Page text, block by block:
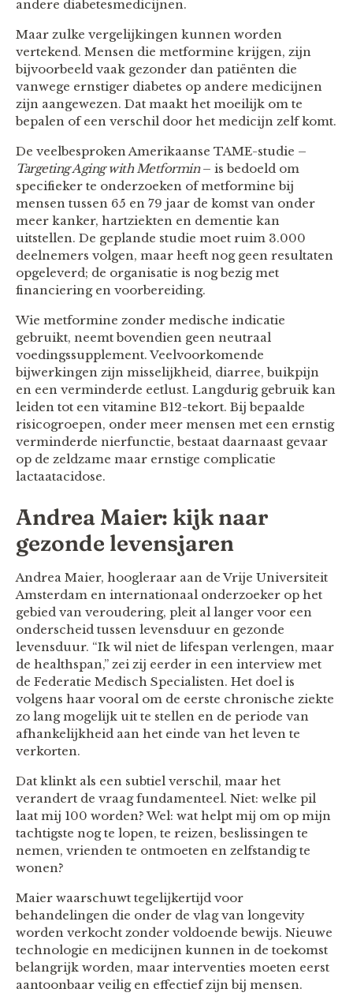
andere diabetesmedicijnen.
Maar zulke vergelijkingen kunnen worden
vertekend. Mensen die metformine krijgen, zijn
bijvoorbeeld vaak gezonder dan patiënten die
vanwege ernstiger diabetes op andere medicijnen
zijn aangewezen. Dat maakt het moeilijk om te
bepalen of een verschil door het medicijn zelf komt.
De veelbesproken Amerikaanse TAME-studie –
Targeting Aging with Metformin– is bedoeld om
specifieker te onderzoeken of metformine bij
mensen tussen 65 en 79 jaar de komst van onder
meer kanker, hartziekten en dementie kan
uitstellen. De geplande studie moet ruim 3.000
deelnemers volgen, maar heeft nog geen resultaten
opgeleverd; de organisatie is nog bezig met
financiering en voorbereiding.
Wie metformine zonder medische indicatie
gebruikt, neemt bovendien geen neutraal
voedingssupplement. Veelvoorkomende
bijwerkingen zijn misselijkheid, diarree, buikpijn
en een verminderde eetlust. Langdurig gebruik kan
leiden tot een vitamine B12-tekort. Bij bepaalde
risicogroepen, onder meer mensen met een ernstig
verminderde nierfunctie, bestaat daarnaast gevaar
op de zeldzame maar ernstige complicatie
lactaatacidose.
Andrea Maier: kijk naar
gezonde levensjaren
Andrea Maier, hoogleraar aan de Vrije Universiteit
Amsterdam en internationaal onderzoeker op het
gebied van veroudering, pleit al langer voor een
onderscheid tussen levensduur en gezonde
levensduur. “Ik wil niet de lifespan verlengen, maar
de healthspan,” zei zij eerder in een interview met
de Federatie Medisch Specialisten. Het doel is
volgens haar vooral om de eerste chronische ziekte
zo lang mogelijk uit te stellen en de periode van
afhankelijkheid aan het einde van het leven te
verkorten.
Dat klinkt als een subtiel verschil, maar het
verandert de vraag fundamenteel. Niet: welke pil
laat mij 100 worden? Wel: wat helpt mij om op mijn
tachtigste nog te lopen, te reizen, beslissingen te
nemen, vrienden te ontmoeten en zelfstandig te
wonen?
Maier waarschuwt tegelijkertijd voor
behandelingen die onder de vlag van longevity
worden verkocht zonder voldoende bewijs. Nieuwe
technologie en medicijnen kunnen in de toekomst
belangrijk worden, maar interventies moeten eerst
aantoonbaar veilig en effectief zijn bij mensen.